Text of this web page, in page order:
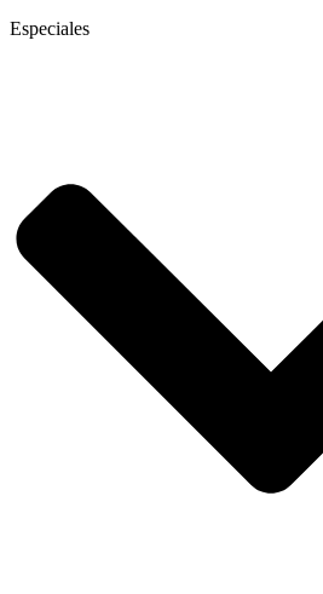
Especiales